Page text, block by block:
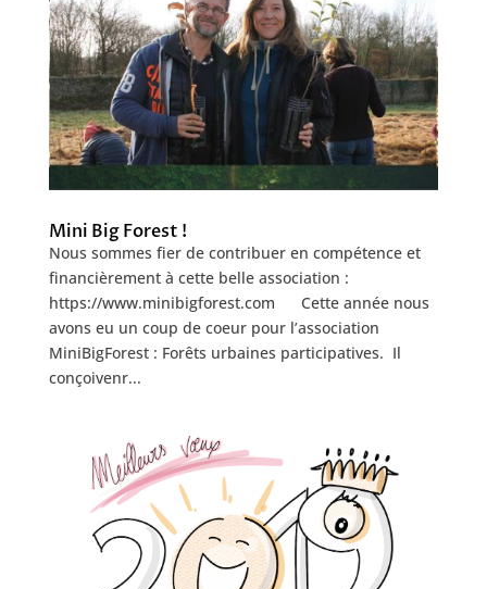
Mini Big Forest !
Nous sommes fier de contribuer en compétence et
financièrement à cette belle association :
https://www.minibigforest.com Cette année nous
avons eu un coup de coeur pour l’association
MiniBigForest : Forêts urbaines participatives. Il
conçoivenr...